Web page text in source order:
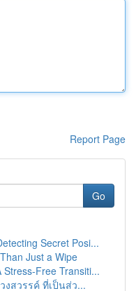
Report Page
Go
Secret Posi...
Just a Wipe
Free Transiti...
งสวรรค์ ที่เป็นส่ว...